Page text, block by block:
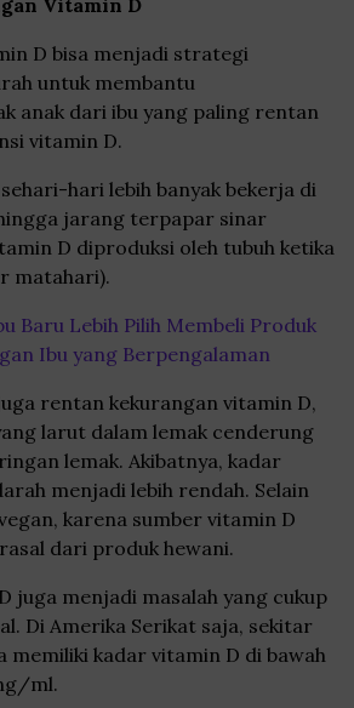
D bisa menjadi strategi
untuk membantu
anak dari ibu yang paling rentan
vitamin D.
hari lebih banyak bekerja di
jarang terpapar sinar
D diproduksi oleh tubuh ketika
matahari).
Baru Lebih Pilih Membeli Produk
Ibu yang Berpengalaman
rentan kekurangan vitamin D,
larut dalam lemak cenderung
lemak. Akibatnya, kadar
menjadi lebih rendah. Selain
karena sumber vitamin D
dari produk hewani.
juga menjadi masalah yang cukup
Di Amerika Serikat saja, sekitar
memiliki kadar vitamin D di bawah
ml.